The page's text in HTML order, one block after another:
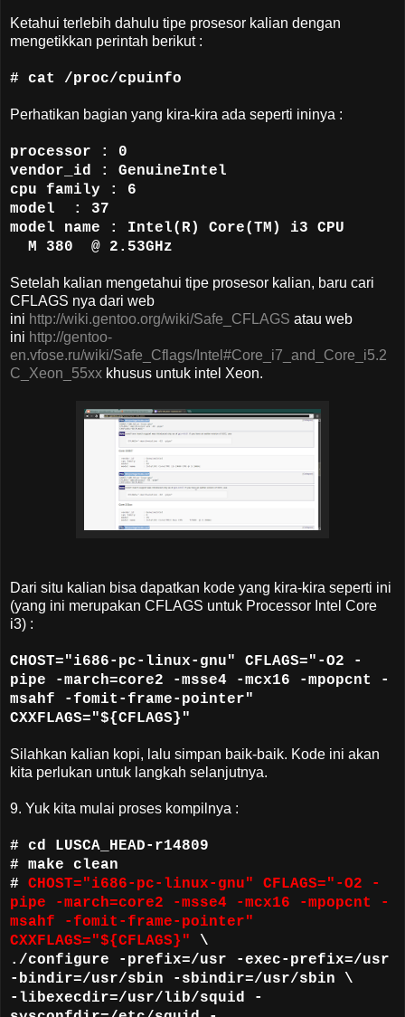
Ketahui terlebih dahulu tipe prosesor kalian dengan
mengetikkan perintah berikut :
# cat /proc/cpuinfo
Perhatikan bagian yang kira-kira ada seperti ininya :
processor
: 0
vendor_id
: GenuineIntel
cpu family
: 6
model
: 37
model name
: Intel(R) Core(TM) i3 CPU
M 380 @ 2.53GHz
Setelah kalian mengetahui tipe prosesor kalian, baru cari
CFLAGS nya dari web
ini http://wiki.gentoo.org/wiki/Safe_CFLAGS atau web
ini http://gentoo-
en.vfose.ru/wiki/Safe_Cflags/Intel#Core_i7_and_Core_i5.2
C_Xeon_55xx khusus untuk intel Xeon.
Dari situ kalian bisa dapatkan kode yang kira-kira seperti ini
(yang ini merupakan CFLAGS untuk Processor Intel Core
i3) :
CHOST="i686-pc-linux-gnu" CFLAGS="-O2 -
pipe -march=core2 -msse4 -mcx16 -mpopcnt -
msahf -fomit-frame-pointer"
CXXFLAGS="${CFLAGS}"
Silahkan kalian kopi, lalu simpan baik-baik. Kode ini akan
kita perlukan untuk langkah selanjutnya.
9. Yuk kita mulai proses kompilnya :
# cd LUSCA_HEAD-r14809
# make clean
# CHOST="i686-pc-linux-gnu" CFLAGS="-O2 -
pipe -march=core2 -msse4 -mcx16 -mpopcnt -
msahf -fomit-frame-pointer"
CXXFLAGS="${CFLAGS}"
\
./configure -prefix=/usr -exec-prefix=/usr
-bindir=/usr/sbin -sbindir=/usr/sbin \
-libexecdir=/usr/lib/squid -